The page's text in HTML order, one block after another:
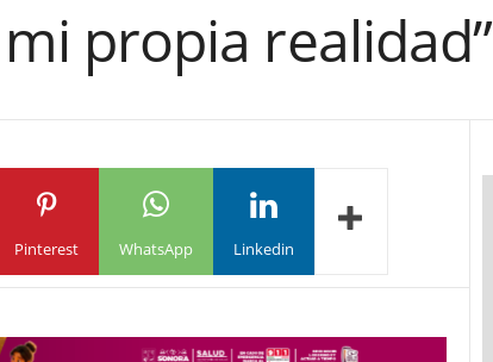
propia realidad”
Pinterest WhatsApp Linkedin